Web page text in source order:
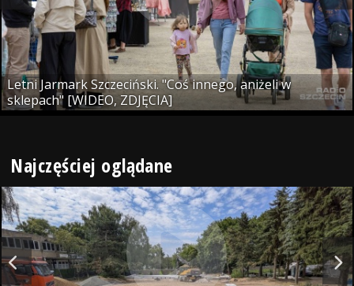
Letni Jarmark Szczeciński. "Coś innego, aniżeli w
sklepach" [WIDEO, ZDJĘCIA]
Najczęściej oglądane